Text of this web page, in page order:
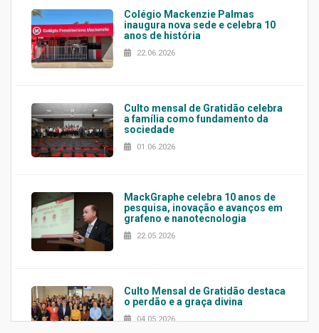
Colégio Mackenzie Palmas
inaugura nova sede e celebra 10
anos de história
22.06.2026
Culto mensal de Gratidão celebra
a família como fundamento da
sociedade
01.06.2026
MackGraphe celebra 10 anos de
pesquisa, inovação e avanços em
grafeno e nanotecnologia
22.05.2026
Culto Mensal de Gratidão destaca
o perdão e a graça divina
04.05.2026